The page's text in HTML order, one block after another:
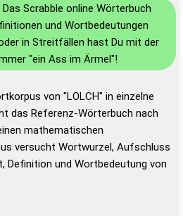
Das Scrabble online Wörterbuch
und Wortbedeutungen
in Streitfällen hast Du mit der
"ein Ass im Ärmel"!
von "LOLCH" in einzelne
das Referenz-Wörterbuch nach
mathematischen
versucht Wortwurzel, Aufschluss
Definition und Wortbedeutung von